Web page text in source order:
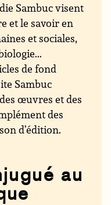
Sambuc visent
et le savoir en
et sociales,
de fond
Sambuc
œuvres et des
des
d’édition.
au